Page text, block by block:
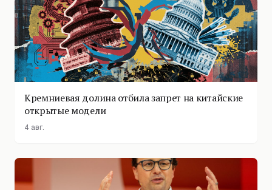
Кремниевая долина отбила запрет на китайские
открытые модели
4 авг.